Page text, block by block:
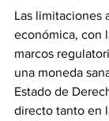
Las limitaciones
económica, con
marcos
una moneda
Estado de
directo tanto en